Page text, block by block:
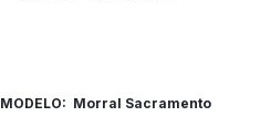
MODELO: Morral Sacramento